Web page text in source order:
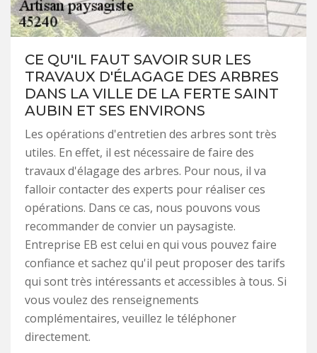
CE QU'IL FAUT SAVOIR SUR LES
TRAVAUX D'ÉLAGAGE DES ARBRES
DANS LA VILLE DE LA FERTE SAINT
AUBIN ET SES ENVIRONS
Les opérations d'entretien des arbres sont très
utiles. En effet, il est nécessaire de faire des
travaux d'élagage des arbres. Pour nous, il va
falloir contacter des experts pour réaliser ces
opérations. Dans ce cas, nous pouvons vous
recommander de convier un paysagiste.
Entreprise EB est celui en qui vous pouvez faire
confiance et sachez qu'il peut proposer des tarifs
qui sont très intéressants et accessibles à tous. Si
vous voulez des renseignements
complémentaires, veuillez le téléphoner
directement.